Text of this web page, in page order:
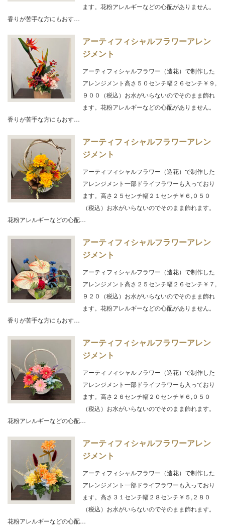
ます。花粉アレルギーなどの心配がありません。
香りが苦手な方にもおす…
アーティフィシャルフラワーアレン
ジメント
アーティフィシャルフラワー（造花）で制作した
アレンジメント高さ５０センチ幅２６センチ￥９,
９００（税込）お水がいらないのでそのまま飾れ
ます。花粉アレルギーなどの心配がありません。
香りが苦手な方にもおす…
アーティフィシャルフラワーアレン
ジメント
アーティフィシャルフラワー（造花）で制作した
アレンジメント一部ドライフラワーも入っており
ます。高さ２５センチ幅２１センチ￥６,０５０
（税込）お水がいらないのでそのまま飾れます。
花粉アレルギーなどの心配…
アーティフィシャルフラワーアレン
ジメント
アーティフィシャルフラワー（造花）で制作した
アレンジメント高さ２５センチ幅２６センチ￥７,
９２０（税込）お水がいらないのでそのまま飾れ
ます。花粉アレルギーなどの心配がありません。
香りが苦手な方にもおす…
アーティフィシャルフラワーアレン
ジメント
アーティフィシャルフラワー（造花）で制作した
アレンジメント一部ドライフラワーも入っており
ます。高さ２６センチ幅２０センチ￥６,０５０
（税込）お水がいらないのでそのまま飾れます。
花粉アレルギーなどの心配…
アーティフィシャルフラワーアレン
ジメント
アーティフィシャルフラワー（造花）で制作した
アレンジメント一部ドライフラワーも入っており
ます。高さ３１センチ幅２８センチ￥５,２８０
（税込）お水がいらないのでそのまま飾れます。
花粉アレルギーなどの心配…